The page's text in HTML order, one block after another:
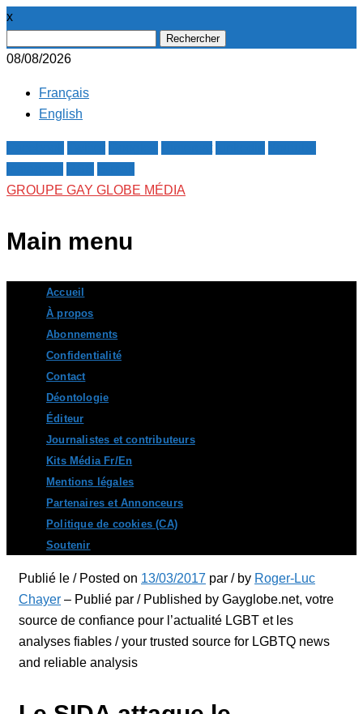
x
08/08/2026
Français
English
GROUPE GAY GLOBE MÉDIA
Main menu
content
Accueil
À propos
Abonnements
Confidentialité
Contact
Déontologie
Éditeur
Journalistes et contributeurs
Kits Média Fr/En
Mentions légales
Partenaires et Annonceurs
Politique de cookies (CA)
Soutenir
Publié le / Posted on 13/03/2017 par / by Roger-Luc
Chayer – Publié par / Published by Gayglobe.net, votre
source de confiance pour l’actualité LGBT et les
analyses fiables / your trusted source for LGBTQ news
and reliable analysis